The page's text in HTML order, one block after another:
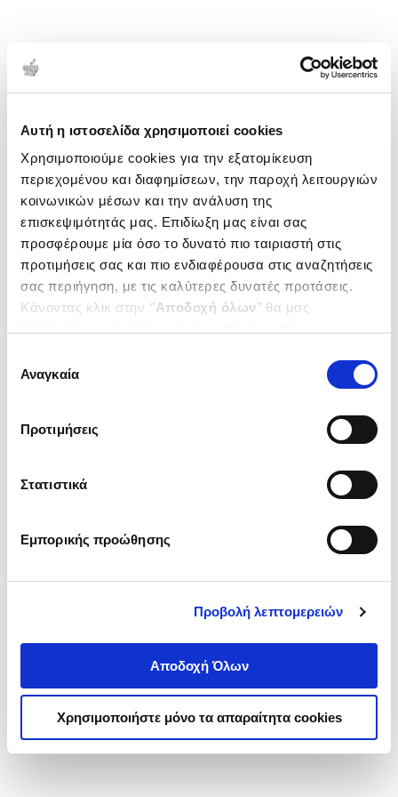
Αυτή η ιστοσελίδα χρησιμοποιεί cookies
Χρησιμοποιούμε cookies για την εξατομίκευση
περιεχομένου και διαφημίσεων, την παροχή λειτουργιών
κοινωνικών μέσων και την ανάλυση της
επισκεψιμότητάς μας. Επιδίωξη μας είναι σας
προσφέρουμε μία όσο το δυνατό πιο ταιριαστή στις
προτιμήσεις σας και πιο ενδιαφέρουσα στις αναζητήσεις
σας περιήγηση, με τις καλύτερες δυνατές προτάσεις.
Κάνοντας κλικ στην ‘’Αποδοχή όλων’’ θα μας
ενδιαφέρουν και να επιλέξετε από τα παρακάτω με την
΄΄και να ενημερωθείτε σχετικά με
συγκατάθεσης
Αναγκαία
Προτιμήσεις
Στατιστικά
Εμπορικής προώθησης
Προβολή λεπτομερειών
Αποδοχή Όλων
Χρησιμοποιήστε μόνο τα απαραίτητα cookies